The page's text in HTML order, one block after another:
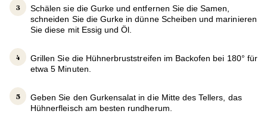
Schälen sie die Gurke und entfernen Sie die Samen,
schneiden Sie die Gurke in dünne Scheiben und marinieren
Sie diese mit Essig und Öl.
Grillen Sie die Hühnerbruststreifen im Backofen bei 180° für
etwa 5 Minuten.
Geben Sie den Gurkensalat in die Mitte des Tellers, das
Hühnerfleisch am besten rundherum.